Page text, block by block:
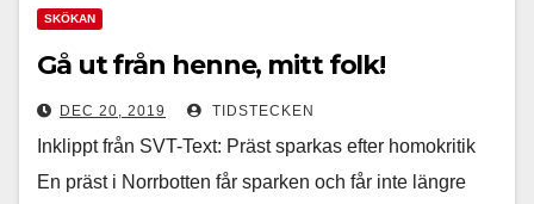
SKÖKAN
Gå ut från henne, mitt folk!
DEC 20, 2019 TIDSTECKEN
Inklippt från SVT-Text: Präst sparkas efter homokritik
En präst i Norrbotten får sparken och får inte längre